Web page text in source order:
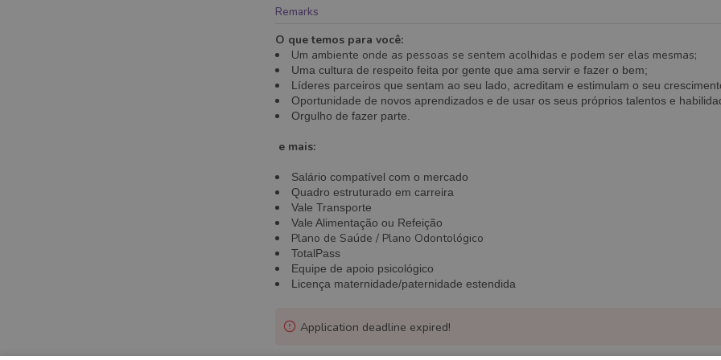
Remarks
O que temos para você:
Um ambiente onde as pessoas se sentem acolhidas e podem ser elas mesmas;
Uma cultura de respeito feita por gente que ama servir e fazer o bem;
Líderes parceiros que sentam ao seu lado, acreditam e estimulam o seu
Oportunidade de novos aprendizados e de usar os seus próprios talentos e
Orgulho de fazer parte.
e mais:
Salário compatível com o mercado
Quadro estruturado em carreira
Vale Transporte
Vale Alimentação ou Refeição
Plano de Saúde / Plano Odontológico
TotalPass
Equipe de apoio psicológico
Licença maternidade/paternidade estendida
Application deadline expired!